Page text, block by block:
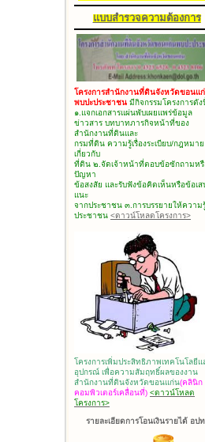
แบบสำรวจความต้องการ
โครงการสำนักงานที่ดินจังหวัดขอนแ
พบปะประชาชน มีกิจกรรมโครงการดัง
๑.แจกเอกสารแผ่นพับเผยแพร่ข้อมูล
ข่าวสาร บทบาทภารกิจหน้าที่ของ
สำนักงานที่ดินและ
กรมที่ดิน ความรู้เรื่องระเบียบ/กฎหมาย
เกี่ยวกับ
ที่ดิน ๒.จัดเจ้าหน้าที่ตอบข้อซักถามห
ปัญหา
ข้อสงสัย และรับฟังข้อคิดเห็นหรือข้อเส
แนะ
จากประชาชน ๓.การบรรยายให้ความ
ประชาชน <ดาวน์โหลดโครงการ>
โครงการเพิ่มประสิทธิภาพเทคโนโลยีแ
อุปกรณ์ เพื่อความสัมฤทธิ์ผลของงาน
สำนักงานที่ดินจังหวัดขอนแก่น(คลินิก
คอมพิวเตอร์เคลื่อนที่) <ดาวน์โหลด
โครงการ>
รายละเอียดการโอนเงินรายได้ อปท.